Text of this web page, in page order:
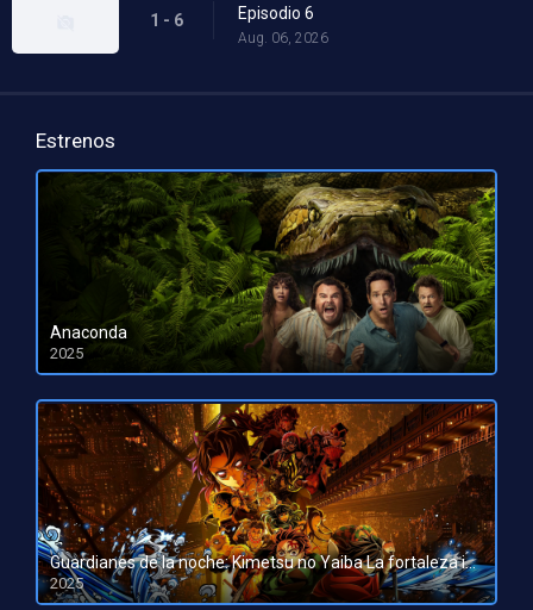
1 - 6 Episodio 6
Aug. 06, 2026
Estrenos
Anaconda
2025
HD 1080pHD 720p
Guardianes de la noche: Kimetsu no Yaiba La fortaleza infinita
2025
HD 1080pHD 720p